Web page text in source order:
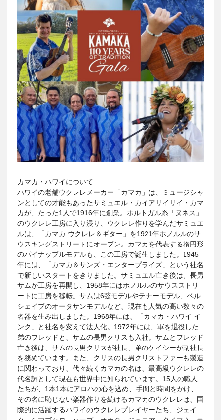
カマカ・ハワイについて
ハワイの老舗ウクレレメーカー「カマカ」は、ミュージシャ
ンとしての才能もあったサミュエル・カイアリイリイ・カマ
カが、たった1人で1916年に創業。ポルトガル系「ヌネス」
のウクレレ工房に入り浸り、ウクレレ作りを学んだサミュエ
ルは、「カマカ ウクレレ＆ギター」を1921年ホノルルのサ
ウスキングストリートにオープン。カマカを代表する楕円形
のパイナップルモデルも、この工房で誕生しました。1945
年には、「カマカ＆サンズ・エンタープライズ」という社名
で新しいスタートをきりました。サミュエル亡き後は、長男
サムが工房を再開し、1958年にはホノルルのサウスストリ
ートに工房を移転。サムは6弦モデルやテナーモデル、ベル
シェイプのオータサンモデルなど、現在も人気の高い数々の
名器を生み出しました。1968年には、「カマカ・ハワイ イ
ンク」と社名を変えて法人化。1972年には、軍を退役した
弟のフレッドと、サムの長男クリスも入社。サムとフレッド
亡き後は、サムの長男クリスが社長、弟のケイシーが副社長
を務めています。また、クリスの長男クリストファーも製造
に関わっており、代々続くカマカの名は、最高級ウクレレの
代名詞として現在も世界中に知られています。15人の職人
たちが、1本1本にアロハの心を込め、手間と時間をかけ、
その名に恥じない楽器作りを続けるカマカのウクレレは、国
際的に活躍するハワイのウクレレプレイヤーたち、ジェイ